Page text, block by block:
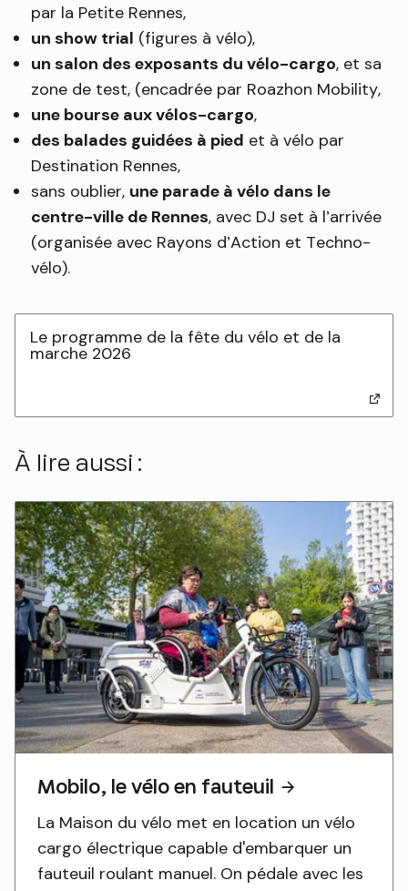
par la Petite Rennes,
un show trial (figures à vélo),
un salon des exposants du vélo-cargo, et sa
zone de test, (encadrée par Roazhon Mobility,
une bourse aux vélos-cargo,
des balades guidées à pied et à vélo par
Destination Rennes,
sans oublier, une parade à vélo dans le
centre-ville de Rennes, avec DJ set à l’arrivée
(organisée avec Rayons d’Action et Techno-
vélo).
Le programme de la fête du vélo et de la
marche 2026
À lire aussi :
Mobilo, le vélo en fauteuil
La Maison du vélo met en location un vélo
cargo électrique capable d'embarquer un
fauteuil roulant manuel. On pédale avec les